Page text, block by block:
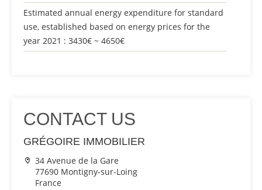
Estimated annual energy expenditure for standard
use, established based on energy prices for the
year 2021 : 3430€ ~ 4650€
CONTACT US
GRÉGOIRE IMMOBILIER
34 Avenue de la Gare
77690 Montigny-sur-Loing
France